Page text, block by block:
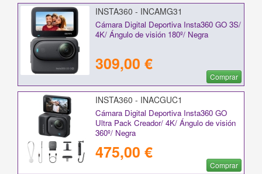
INSTA360 - INCAMG31
Cámara Digital Deportiva Insta360 GO 3S/
4K/ Ángulo de visión 180º/ Negra
309,00 €
Comprar
INSTA360 - INACGUC1
Cámara Digital Deportiva Insta360 GO
Ultra Pack Creador/ 4K/ Ángulo de visión
360º/ Negra
475,00 €
Comprar